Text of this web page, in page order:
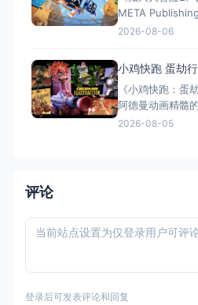
量仅1GB，
META
杆控制双腿的玩
持跨平台联机与
全平台发售，
2026-08-06
小鸡快跑 蛋劫行
《小鸡快跑：
阿德曼动画精髓
集结 游戏类型：
2026-08-05
评论
登录后可发表评论和回复